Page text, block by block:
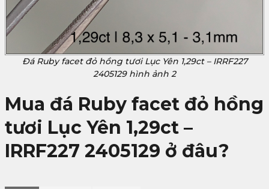
Đá Ruby facet đỏ hồng tươi Lục Yên 1,29ct – IRRF227
2405129 hình ảnh 2
Mua đá Ruby facet đỏ hồng
tươi Lục Yên 1,29ct –
IRRF227 2405129 ở đâu?